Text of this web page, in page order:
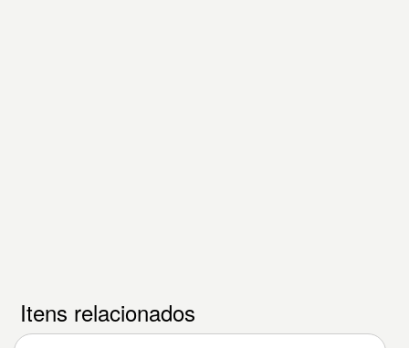
Itens relacionados